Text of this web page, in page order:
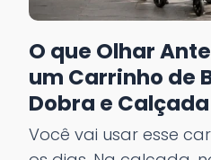
O que Olhar
um Carrinho de
Dobra e Calçada
Você vai usar esse